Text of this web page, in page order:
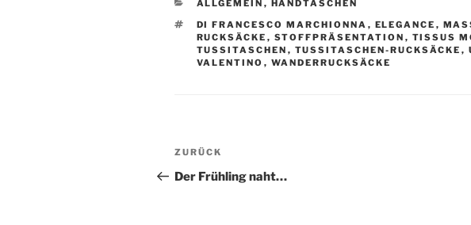
KATEGORIEN
ALLGEMEIN , HANDTASCHEN
SCHLAGWÖRTER
DI FRANCESCO MARCHIONNA , ELEGANCE ,
RUCKSÄCKE , STOFFPRÄSENTATION , TISSUS
TUSSITASCHEN , TUSSITASCHEN-RUCKSÄCKE ,
VALENTINO , WANDERRUCKSÄCKE
Beitragsnavigation
Vorheriger
Beitrag
ZURÜCK
Der Frühling naht…